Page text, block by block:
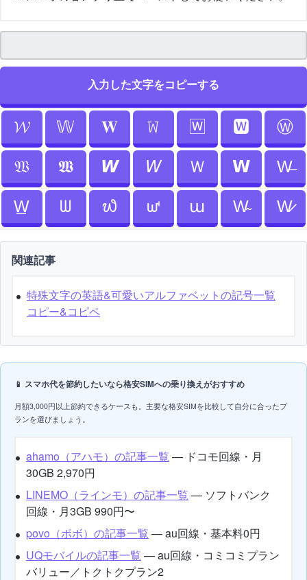
入力した文字をコピーする
𝓦 𝕎 𝐖 𝚆 🅆 🆆 Ⓦ
𝔚 𝖂 𝙒 𝘞 Ｗ 𝗪 W̶
W̲ ᗯ ᭙ ᘺ ա W̴ W̷
関連記事
特殊文字の英語&可愛いアルファベットの記号一覧
コピー&コピペ
📱 スマホ代を節約したいなら格安SIMへの乗り換えがおすすめ
月額3,000円以上節約できるケースも。主要な格安SIMを比較して自分に合ったプ
ランを選びましょう。
ahamo（アハモ）の記事一覧 — ドコモ回線・月
30GB 2,970円
LINEMO（ラインモ）の記事一覧 — ソフトバンク
回線・月3GB 990円〜
povo（ポボ）の記事一覧 — au回線・基本料0円
UQモバイルの記事一覧 — au回線・コミコミプラン
バリュー／トクトクプラン2